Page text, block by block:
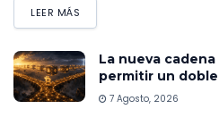
LEER MÁS
La nueva cadena
permitir un
7 Agosto, 2026